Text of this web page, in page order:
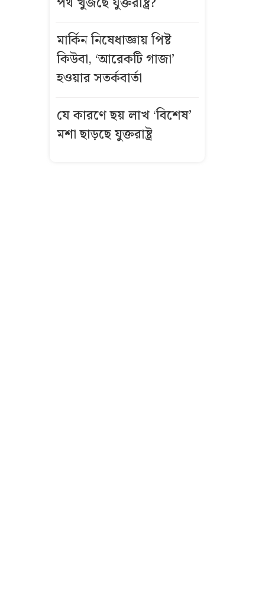
যেভাবে গঠিত হয়
ইনফান্তিনোর
পথের কাঁটা কে
এই ৪৫ বছর
বয়সি নারী
লালবাগে বস্তায়
মার্কিন নিষেধাজ্ঞায় পিষ্ট
কিউবা, ‘আরেকটি গাজা’
হওয়ার সতর্কবার্তা
যে কারণে ছয় লাখ ‘বিশেষ’
মশা ছাড়ছে যুক্তরাষ্ট্র